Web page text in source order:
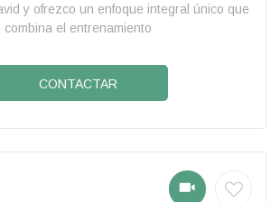
y ofrezco un enfoque integral único que
combina el entrenamiento
CONTACTAR